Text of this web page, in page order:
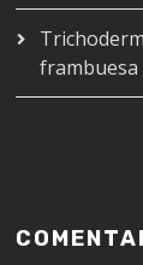
frambuesa